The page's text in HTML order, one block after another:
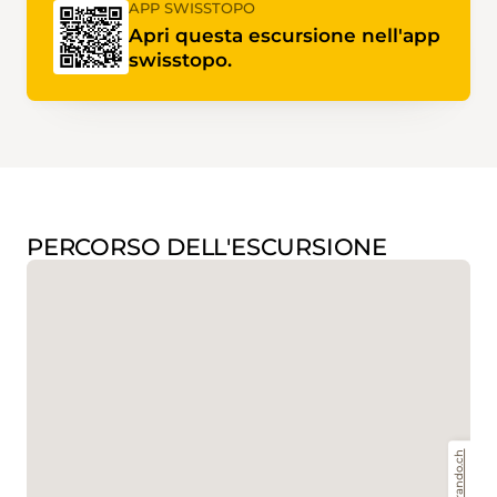
APP SWISSTOPO
Apri questa escursione nell'app
swisstopo.
PERCORSO DELL'ESCURSIONE